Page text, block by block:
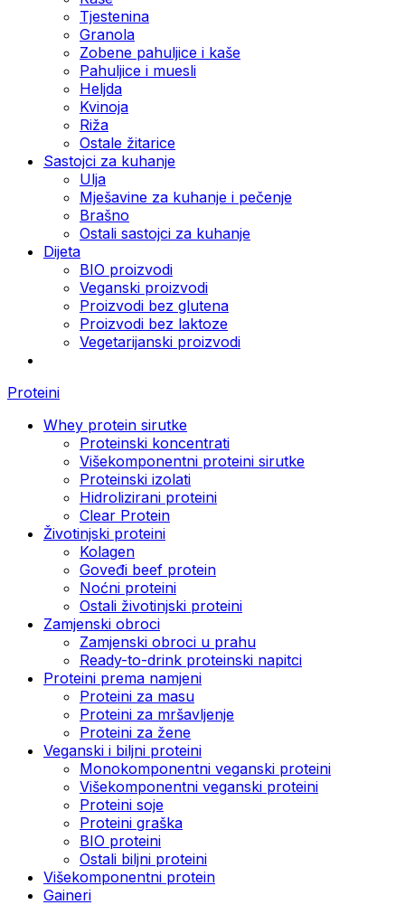
Tjestenina
Granola
Zobene pahuljice i kaše
Pahuljice i muesli
Heljda
Kvinoja
Riža
Ostale žitarice
Sastojci za kuhanje
Ulja
Mješavine za kuhanje i pečenje
Brašno
Ostali sastojci za kuhanje
Dijeta
BIO proizvodi
Veganski proizvodi
Proizvodi bez glutena
Proizvodi bez laktoze
Vegetarijanski proizvodi
Proteini
Whey protein sirutke
Proteinski koncentrati
Višekomponentni proteini sirutke
Proteinski izolati
Hidrolizirani proteini
Clear Protein
Životinjski proteini
Kolagen
Goveđi beef protein
Noćni proteini
Ostali životinjski proteini
Zamjenski obroci
Zamjenski obroci u prahu
Ready-to-drink proteinski napitci
Proteini prema namjeni
Proteini za masu
Proteini za mršavljenje
Proteini za žene
Veganski i biljni proteini
Monokomponentni veganski proteini
Višekomponentni veganski proteini
Proteini soje
Proteini graška
BIO proteini
Ostali biljni proteini
Višekomponentni protein
Gaineri